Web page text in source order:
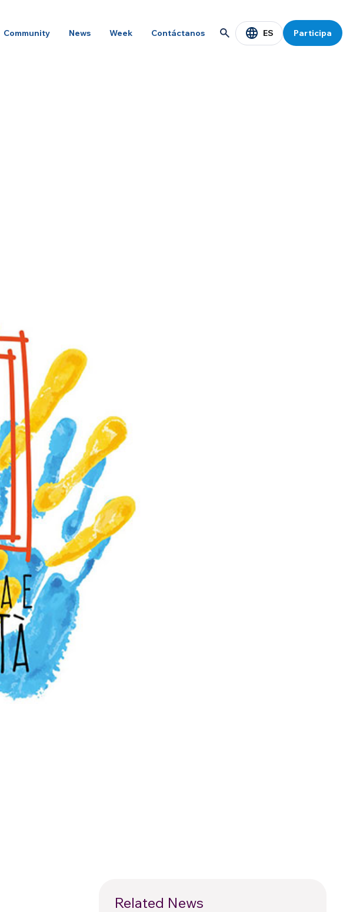
Community News Week Contáctanos ES Participa
Related News